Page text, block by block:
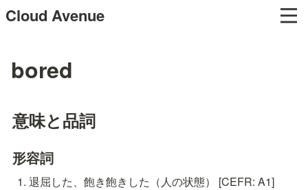
Cloud Avenue
bored
意味と品詞
形容詞
退屈した、飽き飽きした（人の状態） [CEFR: A1]